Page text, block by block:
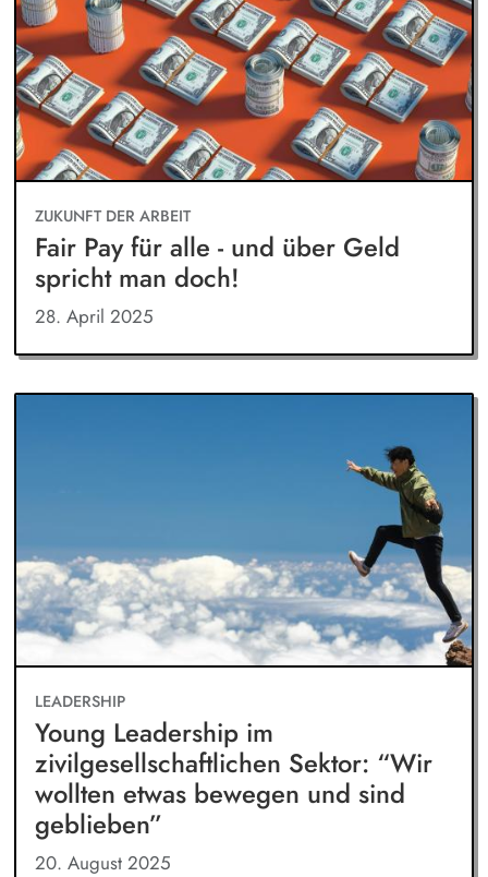
ZUKUNFT DER ARBEIT
Fair Pay für alle - und über Geld
spricht man doch!
28. April 2025
LEADERSHIP
Young Leadership im
zivilgesellschaftlichen Sektor: “Wir
wollten etwas bewegen und sind
geblieben”
20. August 2025